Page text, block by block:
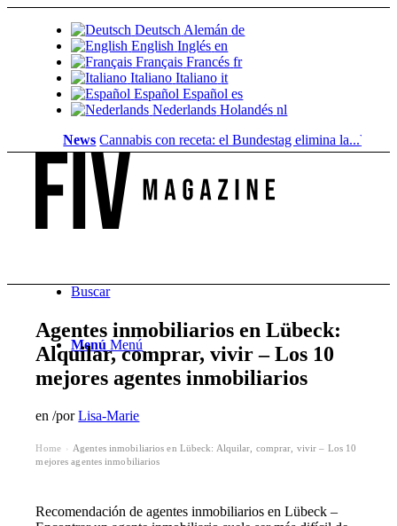
Deutsch Alemán de
English Inglés en
Français Francés fr
Italiano Italiano it
Español Español es
Nederlands Holandés nl
News Cannabis con receta: el Bundestag elimina la...Valor del
Buscar
Menú Menú
Agentes inmobiliarios en Lübeck:
Alquilar, comprar, vivir – Los 10
mejores agentes inmobiliarios
en/porLisa-Marie
Home
Agentes inmobiliarios en Lübeck: Alquilar, comprar, vivir – Los 10
mejores agentes inmobiliarios
Recomendación de agentes inmobiliarios en Lübeck –